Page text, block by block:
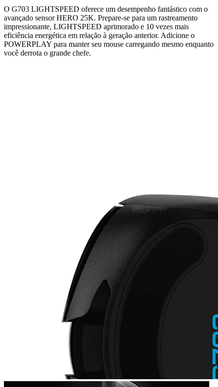
O G703 LIGHTSPEED oferece um desempenho fantástico com o
avançado sensor HERO 25K. Prepare-se para um rastreamento
impressionante, LIGHTSPEED aprimorado e 10 vezes mais
eficiência energética em relação à geração anterior. Adicione o
POWERPLAY para manter seu mouse carregando mesmo enquanto
você derrota o grande chefe.